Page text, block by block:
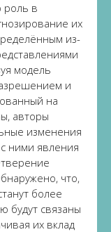
роль в
их
из-
модель
и
на
авторы
изменения
ними явления
что,
более
будут связаны
их вклад